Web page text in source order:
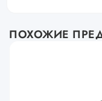
ПОХОЖИЕ